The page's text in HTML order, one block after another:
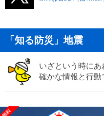
「知る防災」地震
いざという時にあ
確かな情報と行